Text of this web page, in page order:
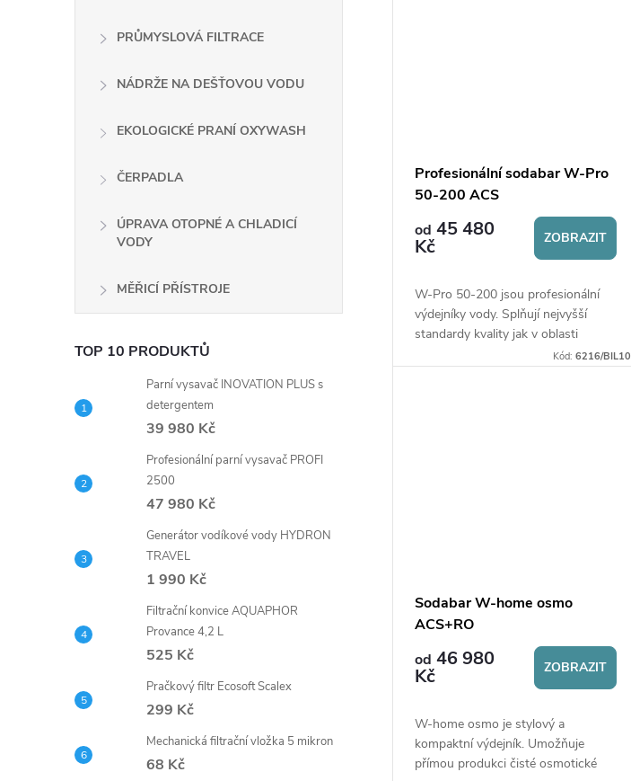
PRŮMYSLOVÁ FILTRACE
NÁDRŽE NA DEŠŤOVOU VODU
EKOLOGICKÉ PRANÍ OXYWASH
ČERPADLA
ÚPRAVA OTOPNÉ A CHLADICÍ
VODY
MĚŘICÍ PŘÍSTROJE
TOP 10 PRODUKTŮ
Parní vysavač INOVATION PLUS s
detergentem
39 980 Kč
Profesionální parní vysavač PROFI
2500
47 980 Kč
Generátor vodíkové vody HYDRON
TRAVEL
1 990 Kč
Filtrační konvice AQUAPHOR
Provance 4,2 L
525 Kč
Pračkový filtr Ecosoft Scalex
299 Kč
Mechanická filtrační vložka 5 mikron
68 Kč
Profesionální sodabar W-Pro
50-200 ACS
od 45 480
Kč ZOBRAZIT
W-Pro 50-200 jsou profesionální
výdejníky vody. Splňují nejvyšší
standardy kvality jak v oblasti
výkonu, tak zpracování. Jsou ideální
Kód:6216/BIL10
Sodabar W-home osmo
ACS+RO
od 46 980
Kč ZOBRAZIT
W-home osmo je stylový a
kompaktní výdejník. Umožňuje
přímou produkci čisté osmotické